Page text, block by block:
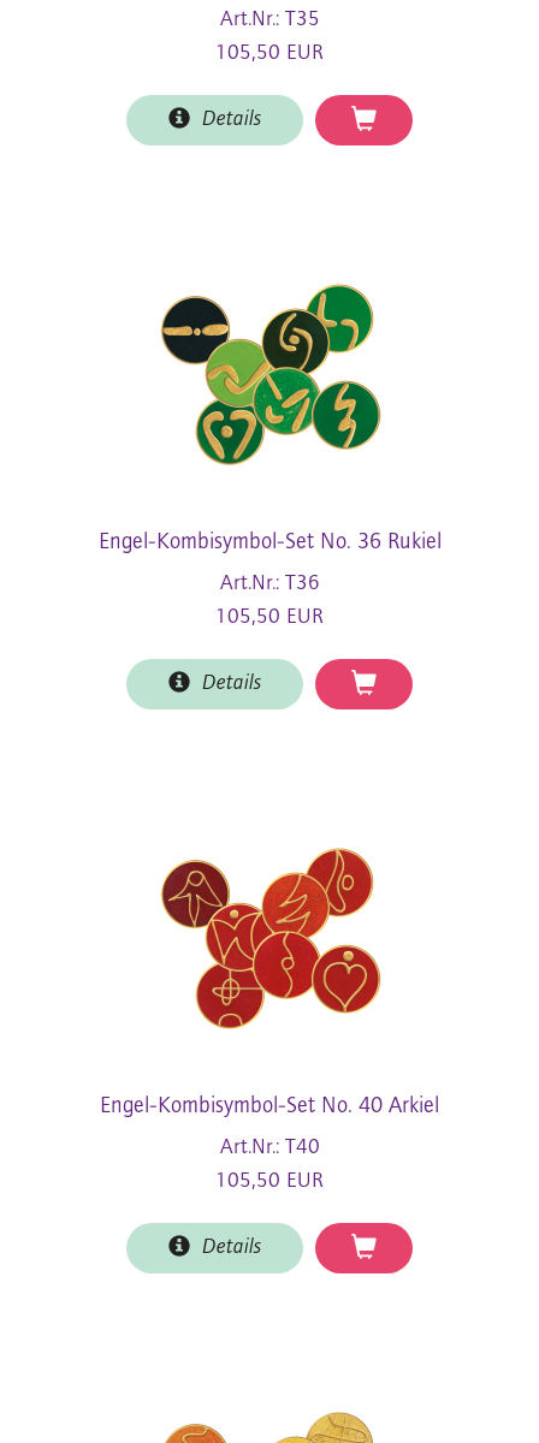
Art.Nr.: T35
105,50 EUR
Details
Engel-Kombisymbol-Set No. 36 Rukiel
Art.Nr.: T36
105,50 EUR
Details
Engel-Kombisymbol-Set No. 40 Arkiel
Art.Nr.: T40
105,50 EUR
Details